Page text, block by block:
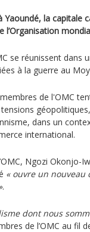
Yaoundé, la capitale
l’Organisation
se réunissent dans
à la guerre au
de l'OMC
dans un
international.
Ngozi Okonjo-
« ouvre un nouveau
.
dont nous
de l’OMC au fil